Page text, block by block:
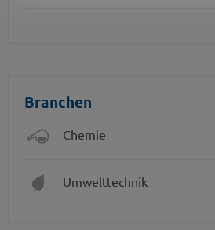
Branchen
Chemie
Umwelttechnik